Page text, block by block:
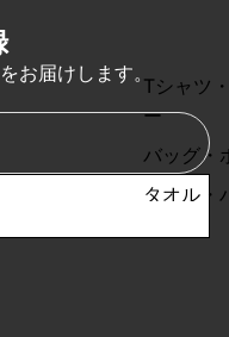
Tシャツ
ー
バッグ・
タオル・
お届けします。